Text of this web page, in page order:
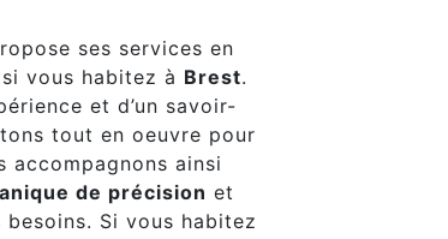
ses services en
vous habitez à Brest.
et d’un savoir-
tout en oeuvre pour
accompagnons ainsi
de précision et
besoins. Si vous habitez